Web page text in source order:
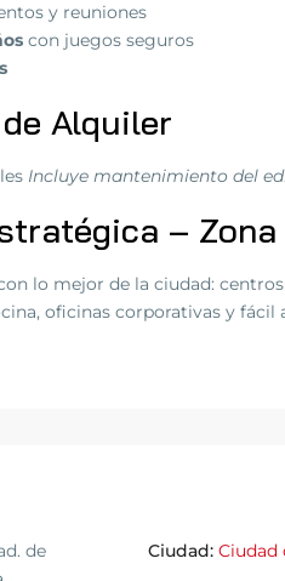
y reuniones
con juegos seguros
Alquiler
Incluye mantenimiento del
– Zona
lo mejor de la ciudad:
oficinas corporativas y fácil
de
Ciudad: Ciudad